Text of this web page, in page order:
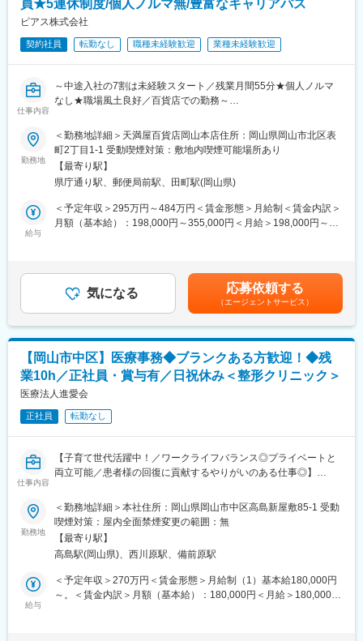
得できる育児休業、
復帰後は短時間勤務制度の利用も可能。
※育児休業から復帰し3ヶ月後に、育児補助支援金を給付。
変更の範囲：会社の定める業務
当社は急性期医療から在宅支援、リハビリ、救急まで幅広い診療
科を展開。患者様や地域の医療機関との連携が盛んです。
■組織構成
医師や看護師、リハビリ、薬剤師、放射線技師など多職種が連携
し、事務部門もチームで業務を分担します。
■業務の魅力
豊富。地域医療を支えるやりがいと、患者様やスタッフとの密な
連携で成長できます。
■教育体制
の専門知識や接遇スキルも習得できます。
■想定されるキャリアパス
医療事務のスペシャリストとして経験を積み、将来的にはリーダ
ーや管理職、レセプト専門職など多様なキャリアが描けます。
■企業の特徴/魅力
半世紀以上にわたり地域医療を支え、救急から在宅まで幅広く展
開。安定した基盤と働きやすさを兼ね備えています。
員★5連休制度/個人ノルマ無/豊富なキャリアパス
ピアス株式会社
契約社員 転勤なし 職種未経験歓迎 業種未経験歓迎
仕事内容
～中途入社の7割は未経験スタート／残業月間55分★個人ノルマ
なし★職場風土良好／百貨店での勤務～
■カバーマークについて
カバーマークは、「ハトムギ化粧水」「OPERA」「デジャヴュ」
などのヒット商品を展開する国内大手美容メーカー「ピアスグル
ープ」のブランドで、全国の百貨店に店舗を展開しています。
ファンデーションのエキスパートブランドとして、ファンデーシ
ョン・スキンケア・ポイントメイクアップ製品などラインナップ
■仕事内容
メイクアップやスキンケア、美容サービスに関するカウンセリン
■職場環境
・当社には“自分以外はすべてお客様“という考えが浸透し、年齢や
役職に関係なく、スタッフがお互いに思いやりをもって働ける環
境です。
・年に一度表彰制度あり！ご自身の頑張りをしっかりと認めても
らえる環境です。
・個人ノルマはなく、チームで業務を進めるのが当社の特徴で
す。仲間と目標達成したときは大きなやりがいを感じられます！
■ご入社後の流れ
2.ブランド研修：対面7日間（大阪へ出張）
3.店舗OJT
先輩の手つきを見せてもらいながら何度もタッチアップの練習を
し、アドバイスしてもらえるので一人で悩むこともありません。
い方だと入店1ヵ月程度で1人立ちとなります。
※その後も3年間にわたってメイクアップ・スキンケアに関する定
勤務地
＜勤務地詳細＞天満屋百貨店岡山本店住所：岡山県岡山市北区表
町2丁目1-1 受動喫煙対策：敷地内喫煙可能場所あり
【最寄り駅】
県庁通り駅、郵便局前駅、田町駅(岡山県)
給与
＜予定年収＞295万円～484万円＜賃金形態＞月給制＜賃金内訳＞
月額（基本給）：198,000円～355,000円＜月給＞198,000円～
給額43万円）■特別賞与：年1回（昨年支給額15万円）※業績賞与
と特別賞与は業績状況による■モデル年収：チーフ（5年目）407
万円賃金はあくまでも目安の金額であり、選考を通じて上下する
可能性があります。月給(月額)は固定手当を含めた表記です。
気になる 応募依頼する
（エージェントサービス）
【岡山市中区】医療事務◆ブランクある方歓迎！◆残
業10h／正社員・賞与有／日祝休み＜整形クリニック＞
医療法人進愛会
正社員 転勤なし
仕事内容
【子育て世代活躍中！／ワークライフバランス◎プライベートと
両立可能／患者様の回復に貢献するやりがいのある仕事◎】
当社の整形外科・リハビリテーション科クリニックにて、医療事
務業務を中心に幅広い業務を担当いただきます。
受付・事務にとどまらず、クラーク業務や物理療法（電気治療）
補助、体操指導等もご担当いただき、患者様の来院から診療、会
計まで一連の流れをサポートします。
スタッフ全員が互換性を持ち、休暇取得時も相互にカバーし合う
風土が根付いています。
勤務地
＜勤務地詳細＞本社住所：岡山県岡山市中区高島新屋敷85-1 受動
喫煙対策：屋内全面禁煙変更の範囲：無
【最寄り駅】
高島駅(岡山県)、西川原駅、備前原駅
給与
＜予定年収＞270万円＜賃金形態＞月給制（1）基本給180,000円
～。＜賃金内訳＞月額（基本給）：180,000円＜月給＞180,000円